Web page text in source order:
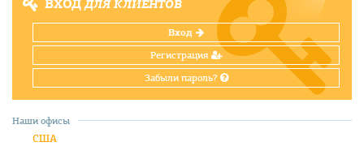
ВХОДДЛЯ КЛИЕНТОВ
Вход
Регистрация
Забыли пароль?
Наши офисы
США